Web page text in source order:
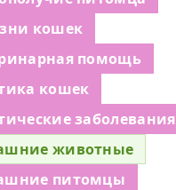
кошек
помощь
кошек
заболевания
животные
питомцы